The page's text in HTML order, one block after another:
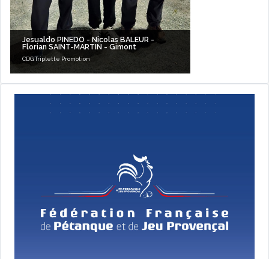
Jesualdo PINEDO - Nicolas BALEUR -
Florian SAINT-MARTIN - Gimont
CDG Triplette Promotion